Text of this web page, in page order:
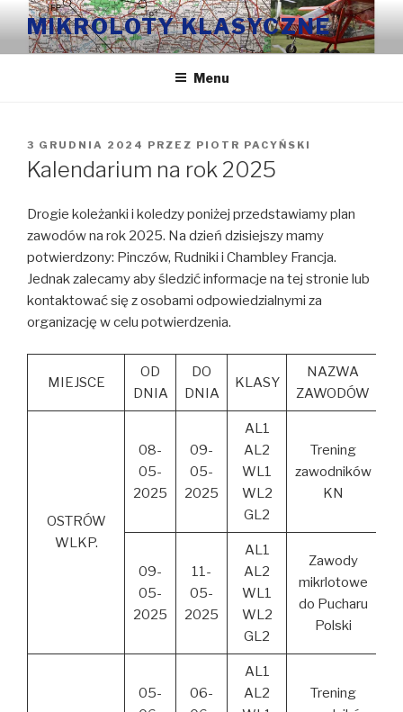
Przeskocz
treści
MIKROLOTY KLASYCZNE
Menu
OPUBLIKOWANE
W
3 GRUDNIA 2024 PRZEZ PIOTR PACYŃSKI
Kalendarium na rok 2025
Drogie koleżanki i koledzy poniżej przedstawiamy plan
zawodów na rok 2025. Na dzień dzisiejszy mamy
potwierdzony: Pinczów, Rudniki i Chambley Francja.
Jednak zalecamy aby śledzić informacje na tej stronie lub
kontaktować się z osobami odpowiedzialnymi za
organizację w celu potwierdzenia.
MIEJSCE
OD
DNIA
DO
DNIA
KLASY
NAZWA
ZAWODÓW
OSTRÓW
WLKP.
08-
05-
2025
09-
05-
2025
AL1
AL2
WL1
WL2
GL2
Trening
zawodników
KN
09-
05-
2025
11-
05-
2025
AL1
AL2
WL1
WL2
GL2
Zawody
mikrlotowe
do Pucharu
Polski
05-
06-
AL1
AL2
Trening